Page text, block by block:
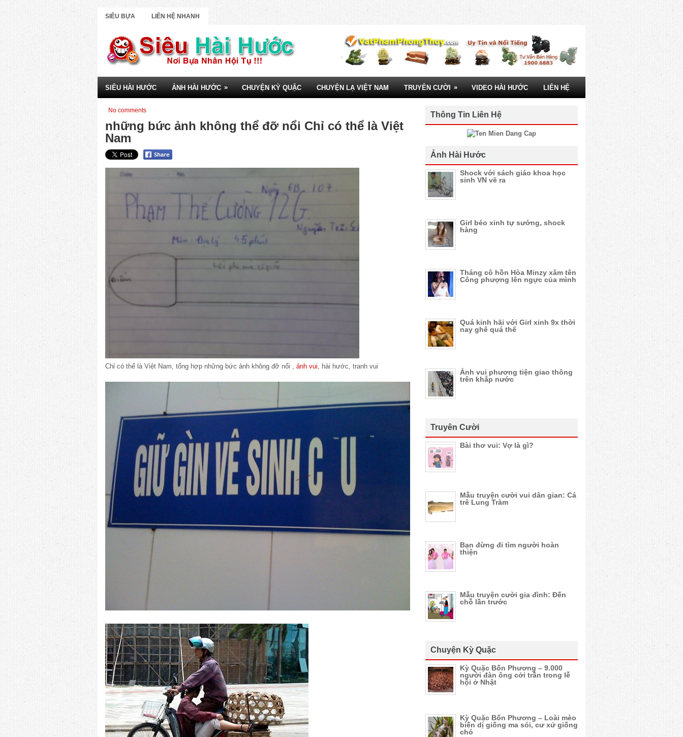
SIÊU BỰA LIÊN HỆ NHANH
SIÊU HÀI HƯỚC ẢNH HÀI HƯỚC » CHUYỆN KỲ QUẶC CHUYỆN LẠ VIỆT NAM TRUYÊN CƯỜI » VIDEO HÀI HƯỚC LIÊN HỆ
No comments
những bức ảnh không thể đỡ nổi Chỉ có thể là Việt
Nam
Chỉ có thể là Việt Nam, tổng hợp những bức ảnh không đỡ nổi , ảnh vui , hài hước, tranh vui
Thông Tin Liên Hệ
Ảnh Hài Hước
Shock với sách giáo khoa học
sinh VN vẽ ra
Girl béo xinh tự sướng, shock
hàng
Tháng cô hồn Hòa Minzy xăm tên
Công phượng lên ngực của mình
Quá kinh hãi với Girl xinh 9x thời
nay ghê quá thể
Ảnh vui phương tiện giao thông
trên khắp nước
Truyên Cười
Bài thơ vui: Vợ là gì?
Mẫu truyện cười vui dân gian: Cá
trê Lung Tràm
Bạn đừng đi tìm người hoàn
thiện
Mẫu truyện cười gia đình: Đến
chỗ lần trước
Chuyện Kỳ Quặc
Kỳ Quặc Bốn Phương – 9.000
người đàn ông cởi trần trong lễ
hội ở Nhật
Kỳ Quặc Bốn Phương – Loài mèo
biến dị giống ma sói, cư xử giống
chó